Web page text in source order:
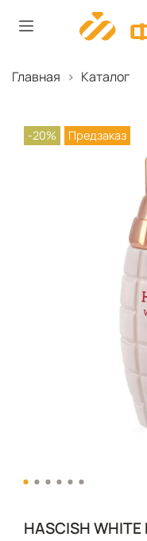
Главная Каталог
-20% Предзаказ
HASCISH